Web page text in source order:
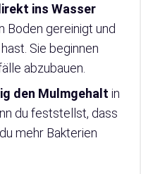
ins Wasser
Boden gereinigt und
Sie beginnen
abzubauen.
den Mulmgehalt in
du feststellst, dass
mehr Bakterien